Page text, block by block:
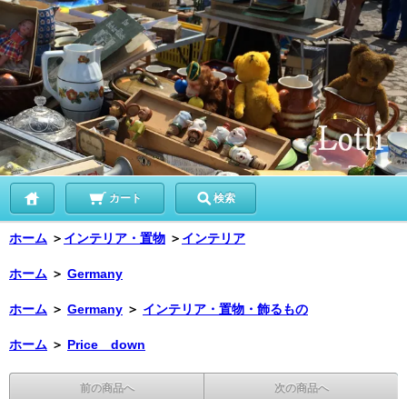
カート 検索
ホーム ＞ インテリア・置物 ＞ インテリア
ホーム ＞ Germany
ホーム ＞ Germany ＞ インテリア・置物・飾るもの
ホーム ＞ Price down
前の商品へ 次の商品へ